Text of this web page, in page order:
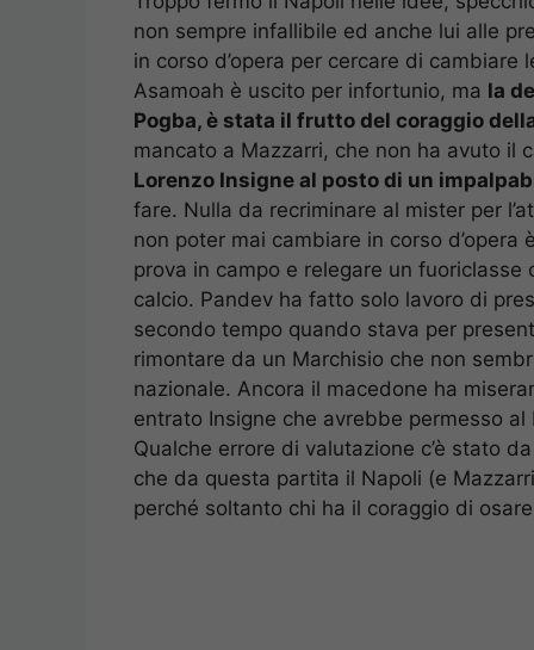
non sempre infallibile ed anche lui alle
in corso d’opera per cercare di
Asamoah è uscito per infortunio, ma la
Pogba, è stata il frutto del coraggio
mancato a Mazzarri, che non ha avuto il
Lorenzo Insigne al posto di un
fare. Nulla da recriminare al mister per
non poter mai cambiare in corso
prova in campo e relegare un fuoriclasse
calcio. Pandev ha fatto solo lavoro di
secondo tempo quando stava per
rimontare da un Marchisio che non
nazionale. Ancora il macedone ha
entrato Insigne che avrebbe permesso
Qualche errore di valutazione c’è stato
che da questa partita il Napoli (e
perché soltanto chi ha il coraggio di